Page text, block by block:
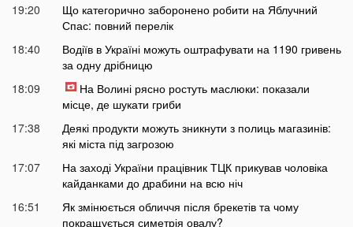
19:20
Що категорично заборонено робити на Яблучний
Спас: повний перелік
18:40
Водіїв в Україні можуть оштрафувати на 1190 гривень
за одну дрібницю
18:09
На Волині рясно ростуть маслюки: показали
місце, де шукати гриби
17:38
Деякі продукти можуть зникнути з полиць магазинів:
які міста під загрозою
17:07
На заході України працівник ТЦК прикував чоловіка
кайданками до драбини на всю ніч
16:51
Як змінюється обличчя після брекетів та чому
покращується симетрія овалу?